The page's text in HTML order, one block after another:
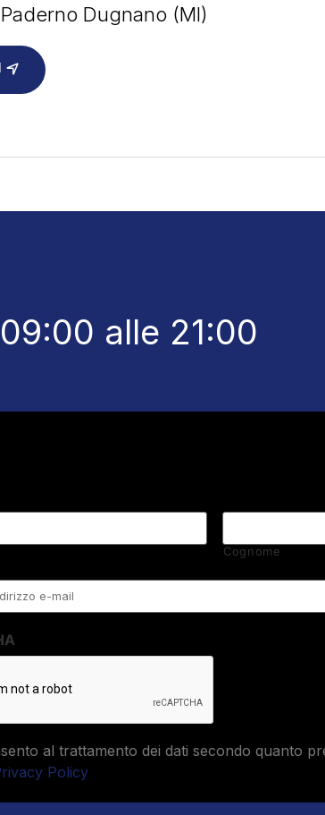
Dugnano (MI)
alle 21:00
Cognome
al trattamento dei dati secondo quanto
Policy